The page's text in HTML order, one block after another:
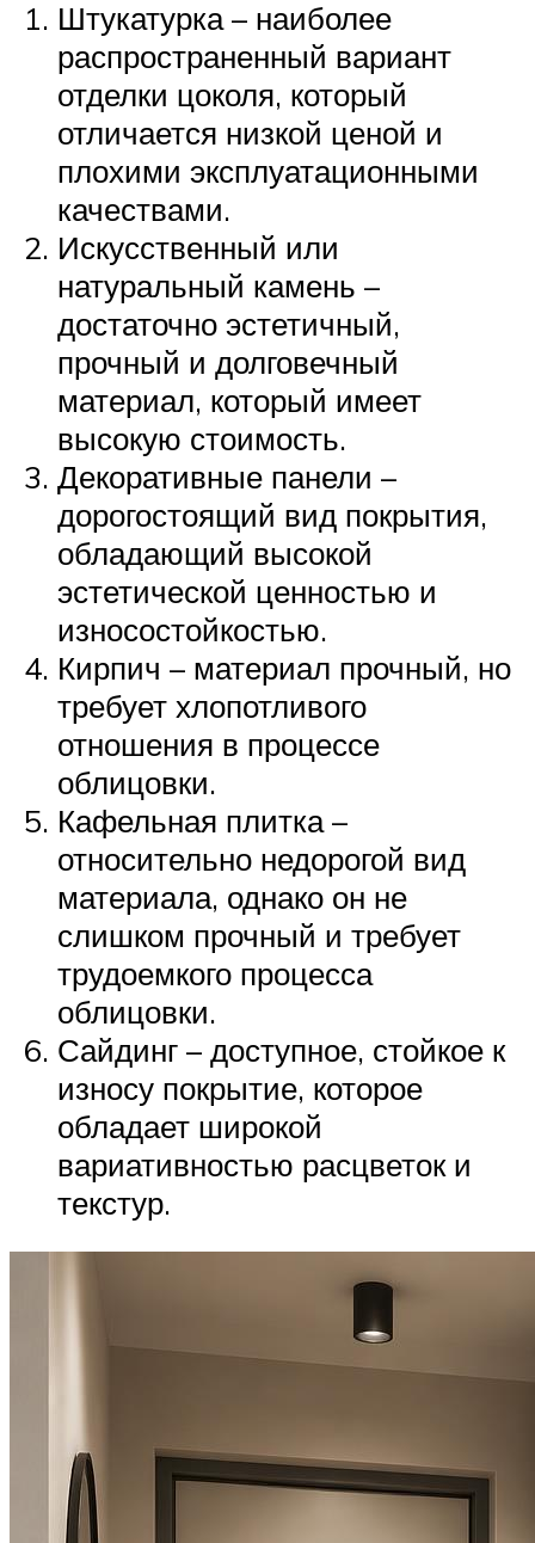
Штукатурка – наиболее
распространенный вариант
отделки цоколя, который
отличается низкой ценой и
плохими эксплуатационными
качествами.
Искусственный или
натуральный камень –
достаточно эстетичный,
прочный и долговечный
материал, который имеет
высокую стоимость.
Декоративные панели –
дорогостоящий вид покрытия,
обладающий высокой
эстетической ценностью и
износостойкостью.
Кирпич – материал прочный, но
требует хлопотливого
отношения в процессе
облицовки.
Кафельная плитка –
относительно недорогой вид
материала, однако он не
слишком прочный и требует
трудоемкого процесса
облицовки.
Сайдинг – доступное, стойкое к
износу покрытие, которое
обладает широкой
вариативностью расцветок и
текстур.